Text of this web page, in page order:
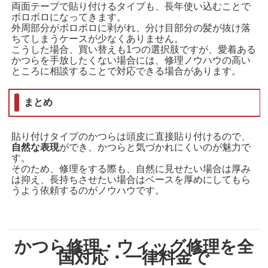
両面テープで貼り付けるタイプも、長年使い込むことで
ボロボロになってきます。
外周部分がボロボロに剥がれ、分け目部分の髪が抜け落
ちてしまうケースが少なくありません。
こうした場合、買い替えも1つの選択肢ですが、愛着ある
かつらを手放したくない場合には、修理ノウハウの高い
ところに相談することで対応できる場合があります。
まとめ
貼り付けタイプのかつらは頭皮に直接貼り付けるので、
自然な表現ができ、かつらと気づかれにくいのが魅力で
す。
そのため、修理をする際も、自然に見せたい場合は厚み
は抑え、長持ちさせたい場合はベースを厚めにしてもら
うよう依頼するのがノウハウです。
かつら修理・ウィッグ修理を全
国対応・一律料金で